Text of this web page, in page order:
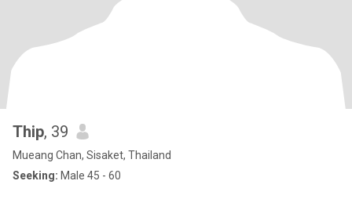
Thip, 39
Mueang Chan, Sisaket, Thailand
Seeking: Male 45 - 60